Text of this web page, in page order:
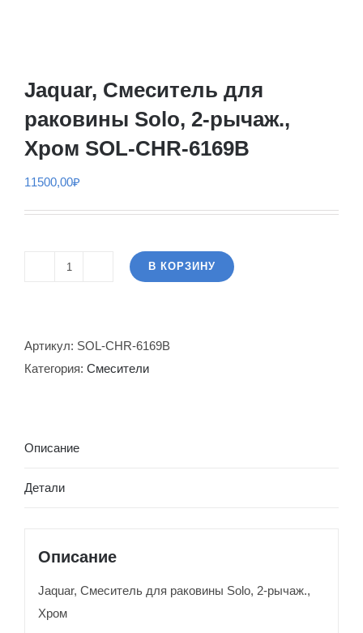
Jaquar, Смеситель для
раковины Solo, 2-рычаж.,
Хром SOL-CHR-6169B
11500,00₽
Количество
Смеситель
для
В КОРЗИНУ
Артикул: SOL-CHR-6169B
Категория: Смесители
Описание
Детали
Описание
Jaquar, Смеситель для раковины Solo, 2-рычаж.,
Хром